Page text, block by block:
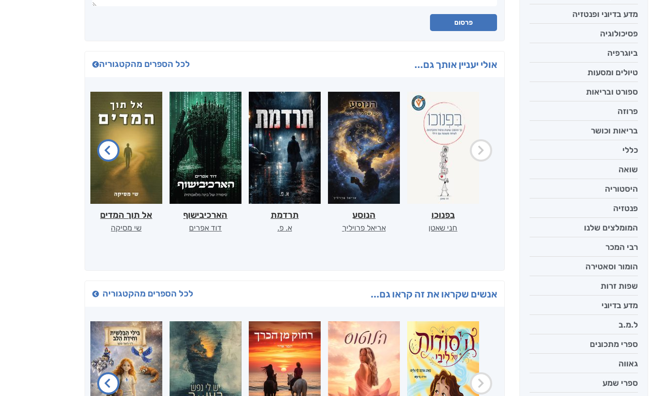
מדע בדיוני ופנטזיה
פסיכולוגיה
ביוגרפיה
טיולים ומסעות
ספורט ובריאות
פרוזה
בריאות וכושר
כללי
שואה
היסטוריה
פנטזיה
המומלצים שלנו
רבי המכר
הומור וסאטירה
שפות זרות
מדע בדיוני
ל.מ.ב
ספרי מתכונים
גאווה
ספרי שמע
פרסום
אולי יעניין אותך גם... לכל הספרים מהקטגוריה
בפנוכו
חני שאטן
הנוסע
אריאל פרויליך
תרדמת
א. פ.
הארכיבישוף
דוד אפרים
אל תוך המדים
שי מסיקה
אנשים שקראו את זה קראו גם... לכל הספרים מהקטגוריה